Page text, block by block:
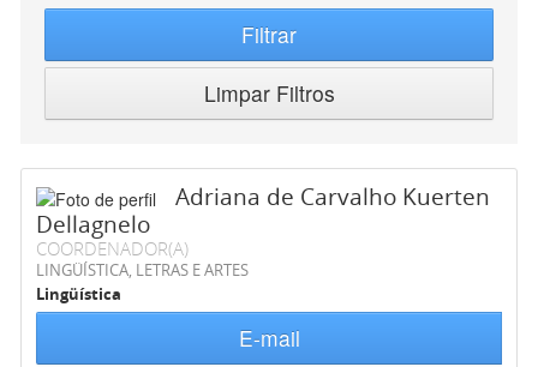
Filtrar
Limpar Filtros
Adriana de Carvalho Kuerten
Dellagnelo
COORDENADOR(A)
LINGÜÍSTICA, LETRAS E ARTES
Lingüística
E-mail